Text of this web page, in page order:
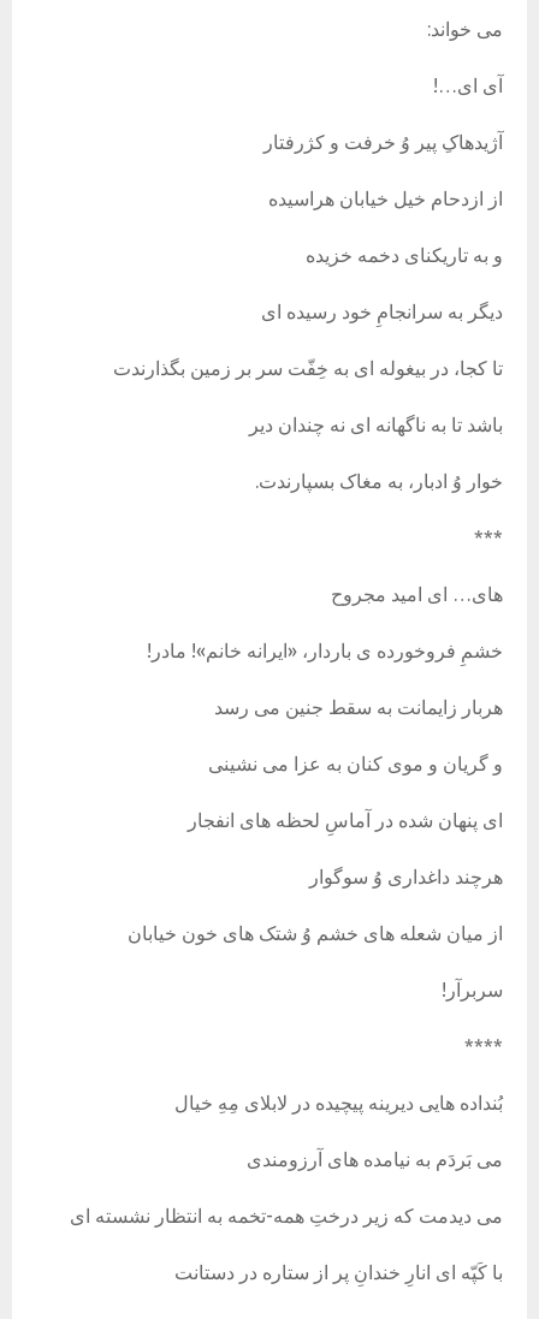
می خواند:
آی ای…!
آژیدهاکِ پیر وُ خرفت و کژرفتار
از ازدحام خیل خیابان هراسیده
و به تاریکنای دخمه خزیده
دیگر به سرانجامِ خود رسیده ای
تا کجا، در بیغوله ای به خِفّت سر بر زمین بگذارندت
باشد تا به ناگهانه ای نه چندان دیر
خوار وُ ادبار، به مغاک بسپارندت.
***
های… ای امید مجروح
خشمِ فروخورده ی باردار، «ایرانه خانم»! مادر!
هربار زایمانت به سقط جنین می رسد
و گریان و موی کنان به عزا می نشینی
ای پنهان شده در آماسِ لحظه های انفجار
هرچند داغداری وُ سوگوار
از میان شعله های خشم وُ شتک های خون خیابان
سربرآر!
****
بُنداده هایی دیرینه پیچیده در لابلای مِهِ خیال
می بَردَم به نیامده های آرزومندی
می دیدمت که زیر درختِ همه-تخمه به انتظار نشسته ای
با کَپّه ای انارِ خندانِ پر از ستاره در دستانت